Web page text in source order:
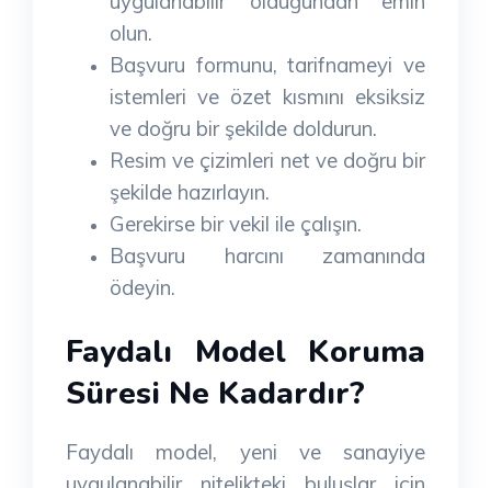
olun.
Başvuru formunu, tarifnameyi ve
istemleri ve özet kısmını eksiksiz
ve doğru bir şekilde doldurun.
Resim ve çizimleri net ve doğru bir
şekilde hazırlayın.
Gerekirse bir vekil ile çalışın.
Başvuru harcını zamanında
ödeyin.
Faydalı Model Koruma
Süresi Ne Kadardır?
Faydalı model, yeni ve sanayiye